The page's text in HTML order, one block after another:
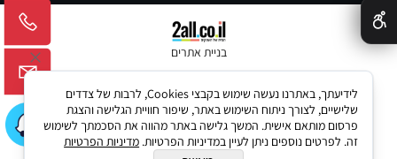
בניית אתרים
לידיעתך, באתרנו נעשה שימוש בקבצי Cookies, לרבות של צדדים
שלישיים, לצורך ניתוח השימוש באתר, שיפור חוויית הגלישה והצגת
פרסום מותאם אישית. המשך גלישה באתר מהווה את הסכמתך לשימוש
זה. לפרטים נוספים ניתן לעיין במדיניות הפרטיות. מדיניות הפרטיות